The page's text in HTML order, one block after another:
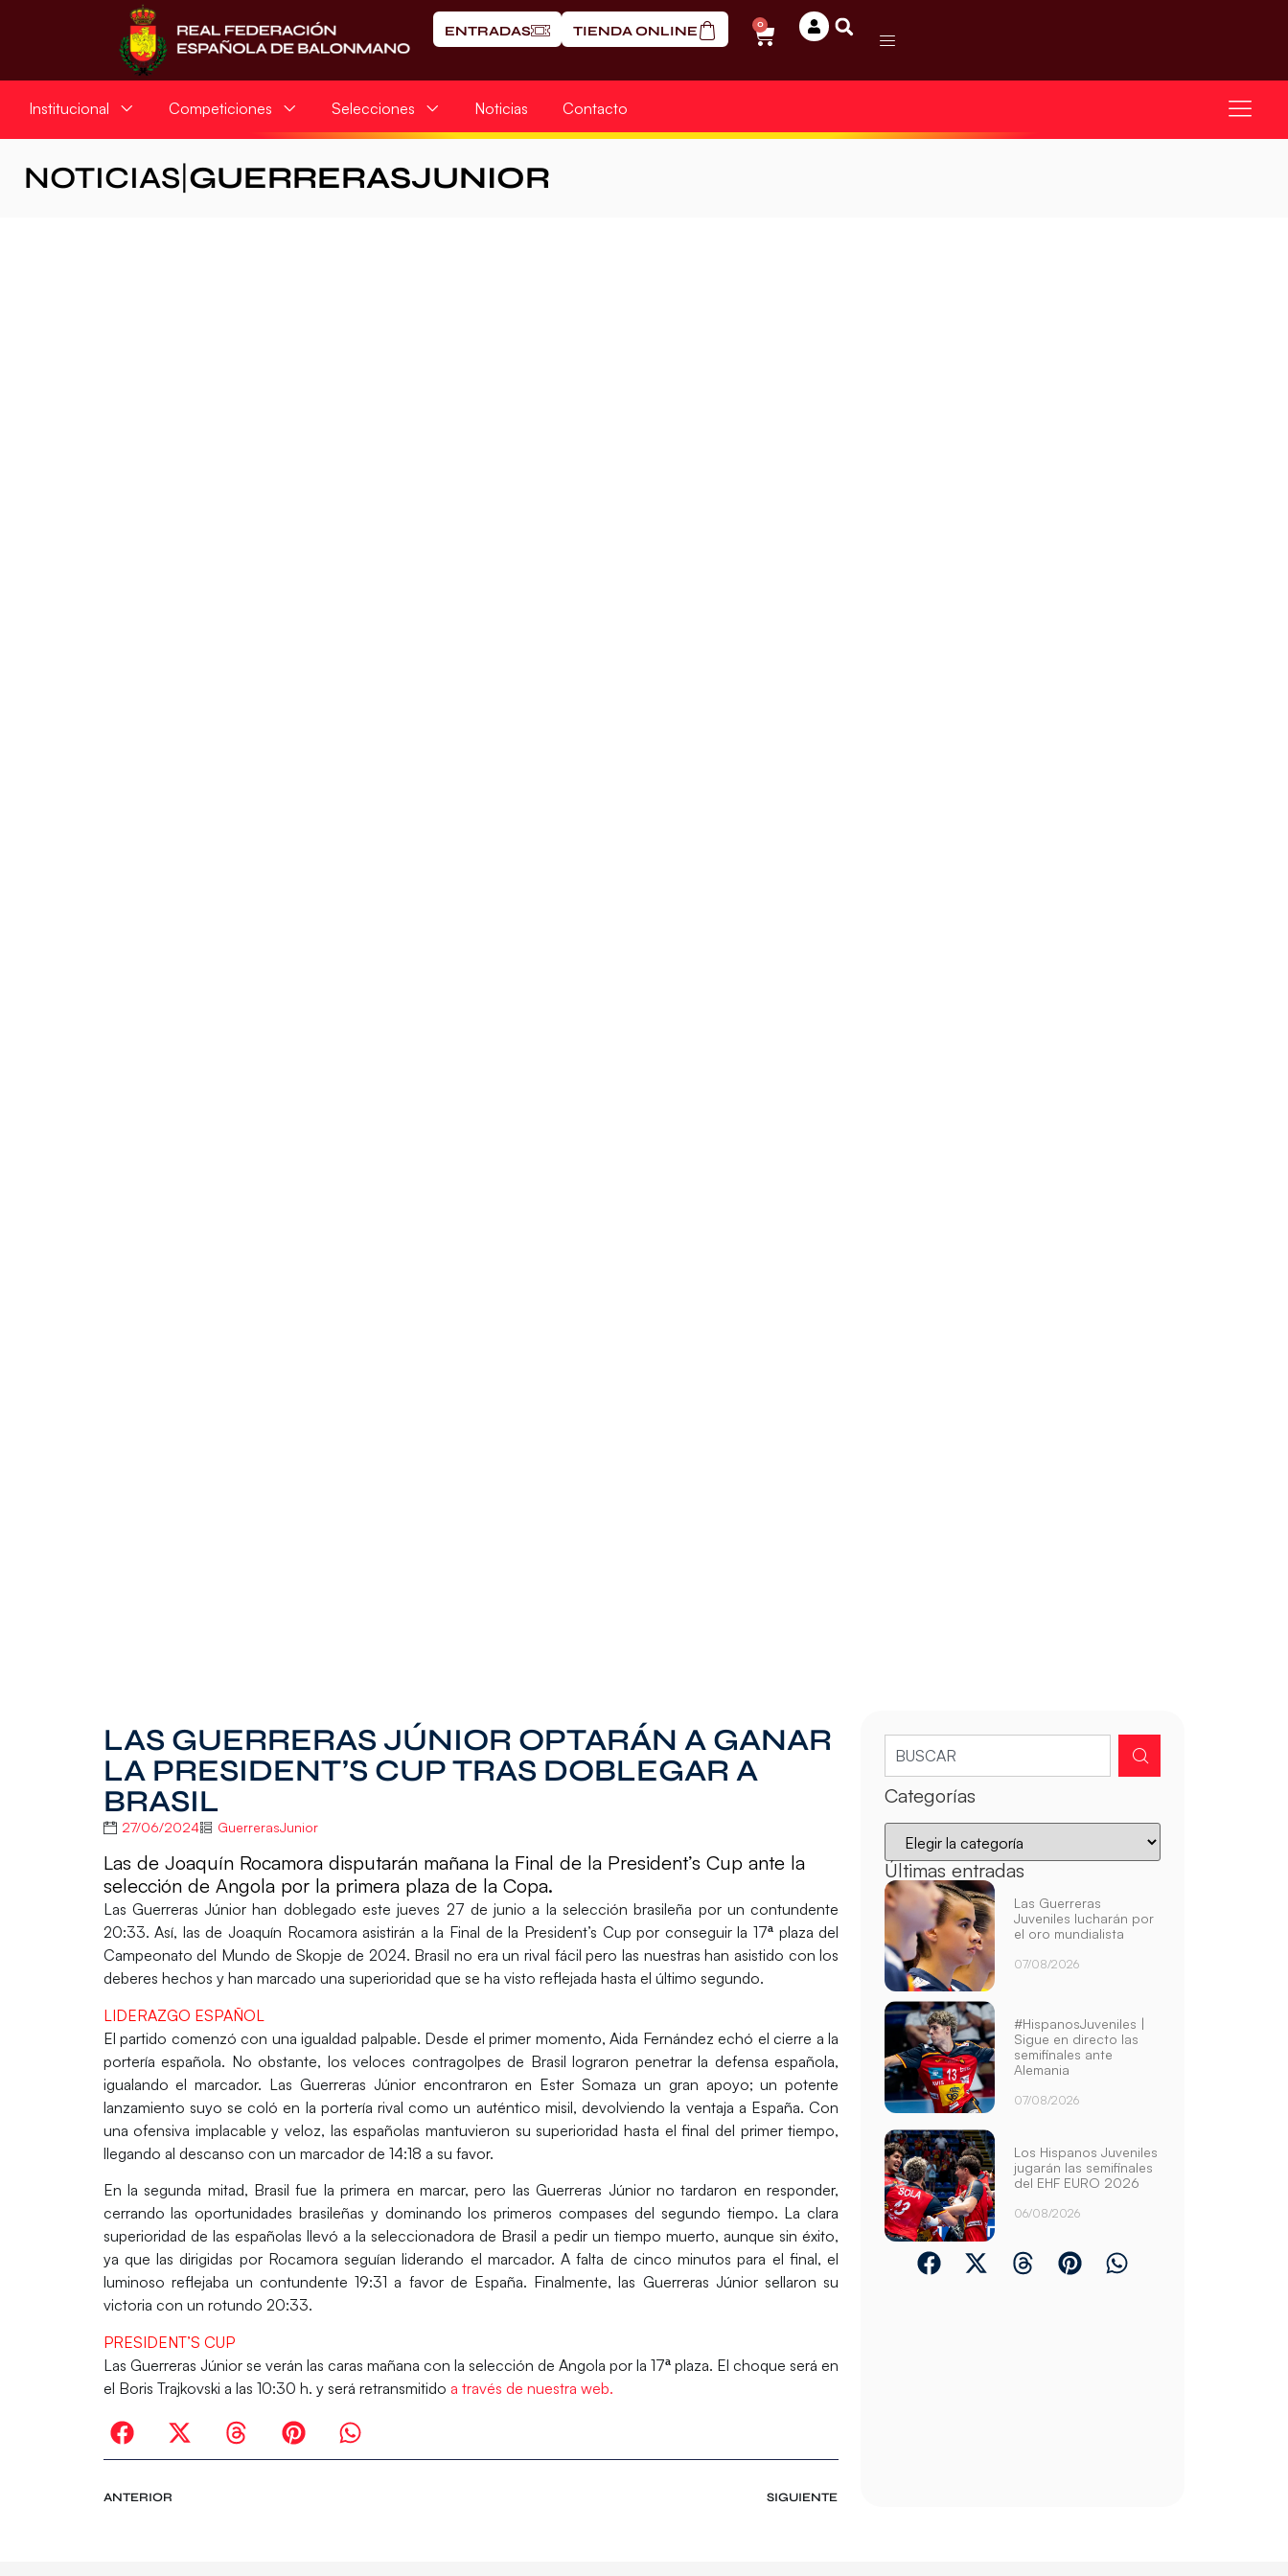
ENTRADAS TIENDA ONLINE 0
Institucional Competiciones Selecciones Noticias Contacto
NOTICIAS GUERRERASJUNIOR
LAS GUERRERAS JÚNIOR OPTARÁN A GANAR
LA PRESIDENT’S CUP TRAS DOBLEGAR A
BRASIL
27/06/2024 GuerrerasJunior
Las de Joaquín Rocamora disputarán mañana la Final de la President’s Cup ante la
selección de Angola por la primera plaza de la Copa.
Las Guerreras Júnior han doblegado este jueves 27 de junio a la selección brasileña por un contundente
20:33.Así, las de Joaquín Rocamora asistirán a la Final de la President’s Cup por conseguir la 17ª plaza del
Campeonato del Mundo de Skopje de 2024. Brasil no era un rival fácil pero las nuestras han asistido con los
deberes hechos y han marcado una superioridad que se ha visto reflejada hasta el último segundo.
LIDERAZGO ESPAÑOL
Elpartido comenzó con una igualdad palpable. Desde el primer momento,Aida Fernández echó el cierre a la
portería española. No obstante, los veloces contragolpes de Brasil lograron penetrar la defensa española,
igualando el marcador. Las Guerreras Júnior encontraron en Ester Somaza un gran apoyo; un potente
lanzamiento suyo se coló en la portería rival como un auténtico misil, devolviendo la ventaja a España. Con
una ofensiva implacable y veloz, lasespañolas mantuvieron su superioridad hasta el final del primer tiempo,
llegando al descanso con un marcador de 14:18 a su favor.
En la segunda mitad, Brasil fue la primera en marcar, pero las Guerreras Júnior no tardaron en responder,
cerrando las oportunidades brasileñas y dominando los primeros compases del segundo tiempo. La clara
superioridad de las españolas llevó a la seleccionadora de Brasil a pedir un tiempo muerto, aunque sin éxito,
ya que las dirigidas por Rocamora seguían liderando el marcador.A falta de cinco minutos para el final, el
luminoso reflejaba un contundente 19:31 a favor de España. Finalmente, las Guerreras Júnior sellaron su
victoria con un rotundo 20:33.
PRESIDENT’S CUP
Las Guerreras Júnior se verán las caras mañana con la selección de Angola por la 17ª plaza. El choque será en
el Boris Trajkovski a las 10:30 h. y será retransmitido a través de nuestra web.
ANTERIOR SIGUIENTE
Categorías
Últimas entradas
Las Guerreras
Juveniles lucharán por
el oro mundialista
07/08/2026
#HispanosJuveniles |
Sigue en directo las
semifinales ante
Alemania
07/08/2026
Los Hispanos Juveniles
jugarán las semifinales
del EHF EURO 2026
06/08/2026